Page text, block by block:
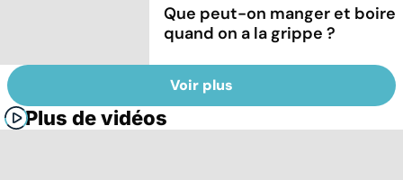
Que peut-on manger et boire
quand on a la grippe ?
Voir plus
Plus de vidéos